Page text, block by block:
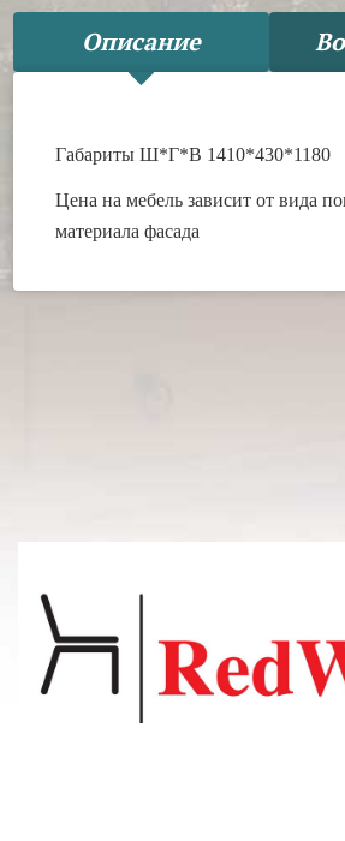
Описание
Габариты Ш*Г*В 1410*430*1180
Цена на мебель зависит от вида
материала фасада